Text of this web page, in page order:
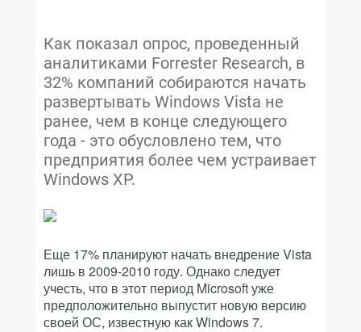
Как показал опрос, проведенный
аналитиками Forrester Research, в
32% компаний собираются начать
развертывать Windows Vista не
ранее, чем в конце следующего
года - это обусловлено тем, что
предприятия более чем устраивает
Windows XP.
Еще 17% планируют начать внедрение Vista
лишь в 2009-2010 году. Однако следует
учесть, что в этот период Microsoft уже
предположительно выпустит новую версию
своей ОС, известную как Windows 7.